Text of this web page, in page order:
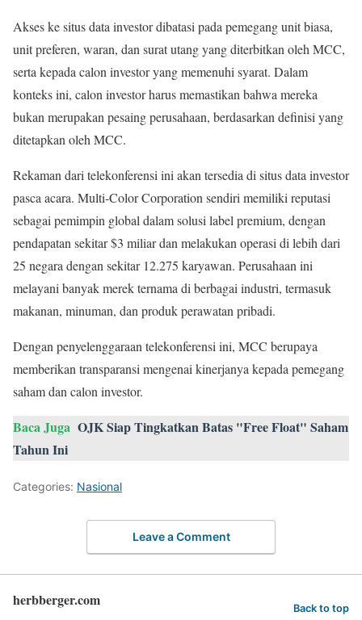
Akses ke situs data investor dibatasi pada pemegang unit biasa,
unit preferen, waran, dan surat utang yang diterbitkan oleh MCC,
serta kepada calon investor yang memenuhi syarat. Dalam
konteks ini, calon investor harus memastikan bahwa mereka
bukan merupakan pesaing perusahaan, berdasarkan definisi yang
ditetapkan oleh MCC.
Rekaman dari telekonferensi ini akan tersedia di situs data investor
pasca acara. Multi-Color Corporation sendiri memiliki reputasi
sebagai pemimpin global dalam solusi label premium, dengan
pendapatan sekitar $3 miliar dan melakukan operasi di lebih dari
25 negara dengan sekitar 12.275 karyawan. Perusahaan ini
melayani banyak merek ternama di berbagai industri, termasuk
makanan, minuman, dan produk perawatan pribadi.
Dengan penyelenggaraan telekonferensi ini, MCC berupaya
memberikan transparansi mengenai kinerjanya kepada pemegang
saham dan calon investor.
Baca Juga OJK Siap Tingkatkan Batas "Free Float" Saham
Tahun Ini
Categories: Nasional
Leave a Comment
herbberger.com Back to top